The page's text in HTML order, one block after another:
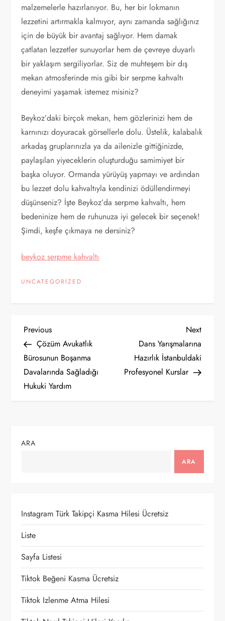
malzemelerle hazırlanıyor. Bu, her bir lokmanın
lezzetini artırmakla kalmıyor, aynı zamanda sağlığınız
için de büyük bir avantaj sağlıyor. Hem damak
çatlatan lezzetler sunuyorlar hem de çevreye duyarlı
bir yaklaşım sergiliyorlar. Siz de muhteşem bir dış
mekan atmosferinde mis gibi bir serpme kahvaltı
deneyimi yaşamak istemez misiniz?
Beykoz’daki birçok mekan, hem gözlerinizi hem de
karnınızı doyuracak görsellerle dolu. Üstelik, kalabalık
arkadaş gruplarınızla ya da ailenizle gittiğinizde,
paylaşılan yiyeceklerin oluşturduğu samimiyet bir
başka oluyor. Ormanda yürüyüş yapmayı ve ardından
bu lezzet dolu kahvaltıyla kendinizi ödüllendirmeyi
düşünseniz? İşte Beykoz’da serpme kahvaltı, hem
bedeninize hem de ruhunuza iyi gelecek bir seçenek!
Şimdi, keşfe çıkmaya ne dersiniz?
beykoz serpme kahvaltı
UNCATEGORIZED
Y
a
z
e
n
m
e
s
Previous
Post
Previous
Çözüm Avukatlık
Bürosunun Boşanma
Davalarında Sağladığı
Hukuki Yardım
Next
Post
Next
Dans Yarışmalarına
Hazırlık İstanbuldaki
Profesyonel Kurslar
ARA
ARA
Instagram Türk Takipçi Kasma Hilesi Ücretsiz
Liste
Sayfa Listesi
Tiktok Beğeni Kasma Ücretsiz
Tiktok Izlenme Atma Hilesi